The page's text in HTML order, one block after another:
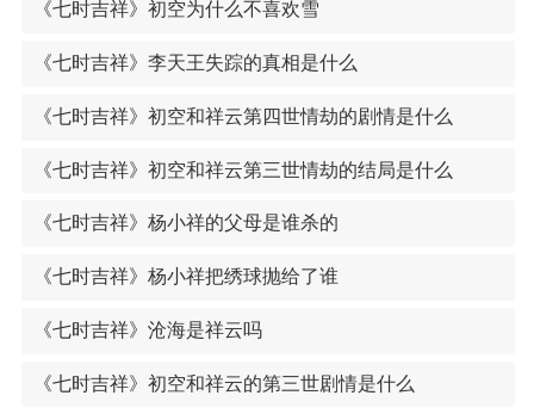
《七时吉祥》初空为什么不喜欢雪
《七时吉祥》李天王失踪的真相是什么
《七时吉祥》初空和祥云第四世情劫的剧情是什么
《七时吉祥》初空和祥云第三世情劫的结局是什么
《七时吉祥》杨小祥的父母是谁杀的
《七时吉祥》杨小祥把绣球抛给了谁
《七时吉祥》沧海是祥云吗
《七时吉祥》初空和祥云的第三世剧情是什么